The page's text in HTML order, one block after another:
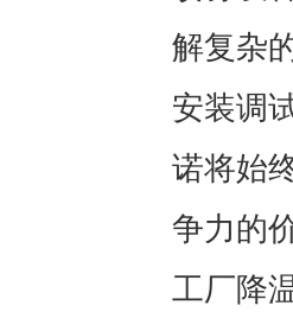
解复杂
安装调
诺将始
争力的
工厂降